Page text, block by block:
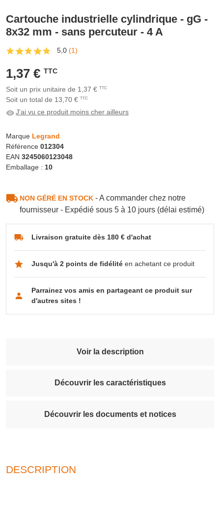
Cartouche industrielle cylindrique - gG -
8x32 mm - sans percuteur - 4 A
5,0 (1)
1,37 € TTC
Soit un prix unitaire de 1,37 € TTC
Soit un total de 13,70 € TTC
J'ai vu ce produit moins cher ailleurs
Marque Legrand
Référence 012304
EAN 3245060123048
Emballage : 10
NON GÉRÉ EN STOCK- A commander chez notre
fournisseur - Expédié sous 5 à 10 jours (délai estimé)
Livraison gratuite dès 180 € d'achat
Jusqu'à 2 points de fidélitéen achetant ce produit
Parrainez vos amis en partageant ce produit sur
d'autres sites !
Voir la description
Découvrir les caractéristiques
Découvrir les documents et notices
DESCRIPTION